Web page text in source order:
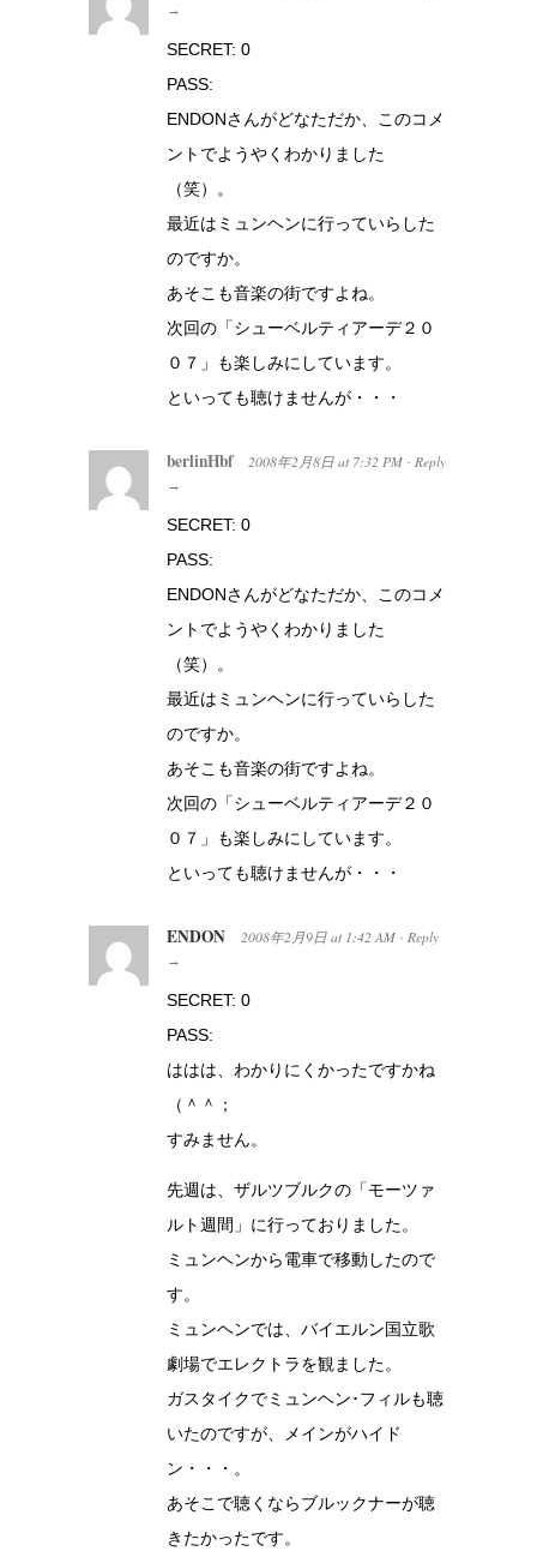
→
SECRET: 0
PASS:
ENDONさんがどなただか、このコメ
ントでようやくわかりました
（笑）。
最近はミュンヘンに行っていらした
のですか。
あそこも音楽の街ですよね。
次回の「シューベルティアーデ２０
０７」も楽しみにしています。
といっても聴けませんが・・・
berlinHbf 2008年2月8日 at 7:32 PM · Reply
→
SECRET: 0
PASS:
ENDONさんがどなただか、このコメ
ントでようやくわかりました
（笑）。
最近はミュンヘンに行っていらした
のですか。
あそこも音楽の街ですよね。
次回の「シューベルティアーデ２０
０７」も楽しみにしています。
といっても聴けませんが・・・
ENDON 2008年2月9日 at 1:42 AM · Reply
→
SECRET: 0
PASS:
ははは、わかりにくかったですかね
（＾＾；
すみません。
先週は、ザルツブルクの「モーツァ
ルト週間」に行っておりました。
ミュンヘンから電車で移動したので
す。
ミュンヘンでは、バイエルン国立歌
劇場でエレクトラを観ました。
ガスタイクでミュンヘン･フィルも聴
いたのですが、メインがハイド
ン・・・。
あそこで聴くならブルックナーが聴
きたかったです。